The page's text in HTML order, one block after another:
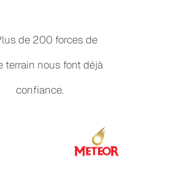
de 200 forces de
terrain nous font déjà
confiance.